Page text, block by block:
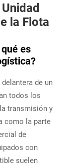
la Flota
es
de un
todos los
transmisión y
como la parte
de
con
suelen